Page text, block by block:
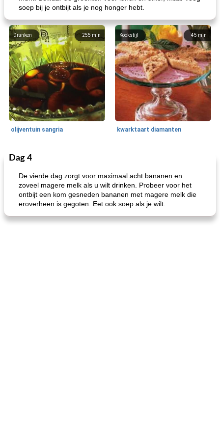
soep bij je ontbijt als je nog honger hebt.
255min
Dranken
olijventuin sangria
45 min
Kookstijl
kwarktaart diamanten
Feestdagen en evenementen
Dag 4
De vierde dag zorgt voor maximaal acht bananen en
zoveel magere melk als u wilt drinken. Probeer voor het
ontbijt een kom gesneden bananen met magere melk die
eroverheen is gegoten. Eet ook soep als je wilt.